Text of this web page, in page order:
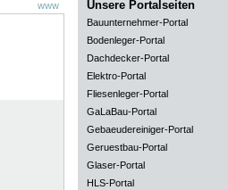
www Unsere Portalseiten
Bauunternehmer-Portal
Bodenleger-Portal
Dachdecker-Portal
Elektro-Portal
Fliesenleger-Portal
GaLaBau-Portal
Gebaeudereiniger-Portal
Geruestbau-Portal
Glaser-Portal
HLS-Portal